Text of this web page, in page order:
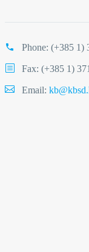
Phone: (+385 1)
Fax: (+385 1)
Email: